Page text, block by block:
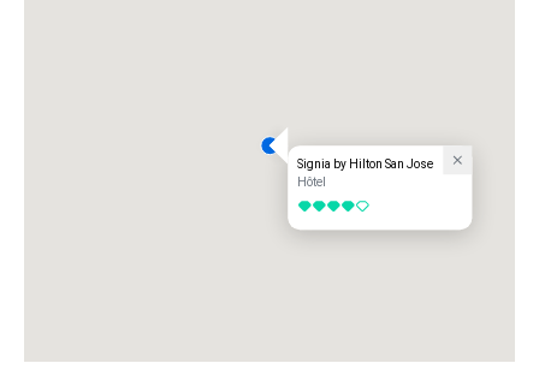
Signia by Hilton San Jose
Hôtel
4 sur 5